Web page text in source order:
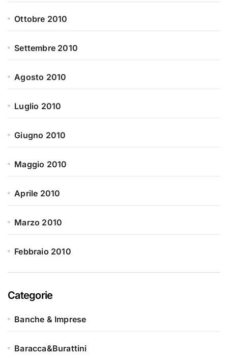
Ottobre 2010
Settembre 2010
Agosto 2010
Luglio 2010
Giugno 2010
Maggio 2010
Aprile 2010
Marzo 2010
Febbraio 2010
Categorie
Banche & Imprese
Baracca&Burattini